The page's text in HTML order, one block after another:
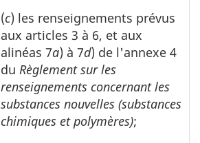
(c) les renseignements prévus
aux articles 3 à 6, et aux
alinéas 7a) à 7d) de l'annexe 4
du Règlement sur les
renseignements concernant les
substances nouvelles (substances
chimiques et polymères);